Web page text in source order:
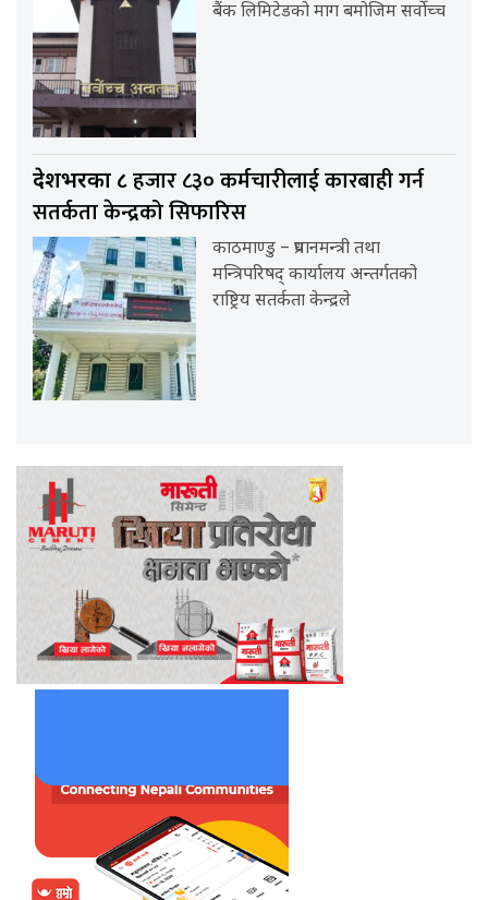
बैंक लिमिटेडको माग बमोजिम सर्वोच्च
देशभरका ८हजार ८३० कर्मचारीलाई कारबाही गर्न
सतर्कता केन्द्रको सिफारिस
काठमाण्डु – प्रधानमन्त्री तथा
मन्त्रिपरिषद् कार्यालय अन्तर्गतको
राष्ट्रिय सतर्कता केन्द्रले